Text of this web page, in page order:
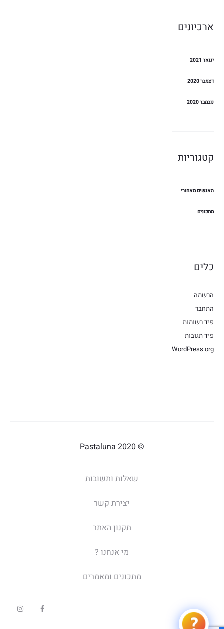
ארכיונים
ינואר 2021
דצמבר 2020
נובמבר 2020
קטגוריות
האנשים מאחורי
מתכונים
כלים
הרשמה
התחבר
פיד רשומות
פיד תגובות
WordPress.org
© 2020 Pastaluna
שאלות ותשובות
יצירת קשר
תקנון האתר
מי אנחנו ?
מתכונים ומאמרים
F
I